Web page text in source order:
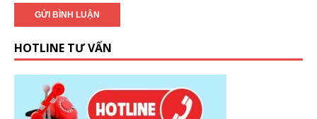
HOTLINE TƯ VẤN